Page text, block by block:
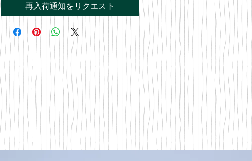
再入荷通知をリクエスト